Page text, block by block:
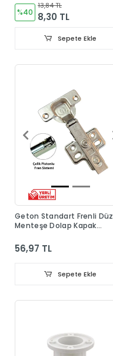
%40
13,84 TL
8,30 TL
Sepete Ekle
Geton Standart Frenli Düz
Menteşe Dolap Kapak
56,97 TL
Sepete Ekle